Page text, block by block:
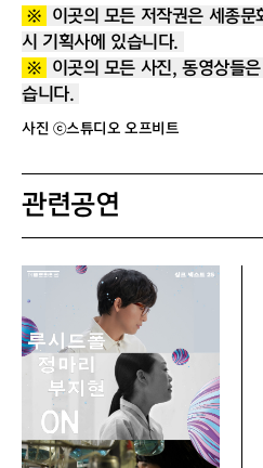
다.
- 허가되지
을 통한 생중
위를 제한합
자료는 현
객 강제 퇴
장 조치 시
니다.
- 공연장 인
주차 및 교
이 불가하거
티켓의 취
다.
유의사항
'싱크로나이저
개 한정). / 판매
월 3일(목) 오후
할인명 문화릴레이티켓
적용매수
증빙서류 및
2024년 1월 이
체 공연 유료 티
※ 참여기관: 세
립국악원, 국립
국립오페라단,
립현대무용단,
산문화재단, 예
한국문화예술위
※ 이곳의 모든 저작권은 세종문
시 기획사에 있습니다.
※ 이곳의 모든 사진, 동영상들
습니다.
사진 ⓒ스튜디오 오프비트
관련공연